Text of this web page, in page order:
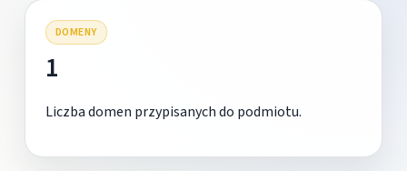
DOMENY
1
Liczba domen przypisanych do podmiotu.